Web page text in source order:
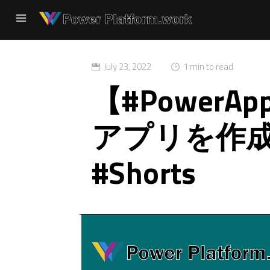
July 23, 2022 1 min to read
【
アプリを作
#Shorts